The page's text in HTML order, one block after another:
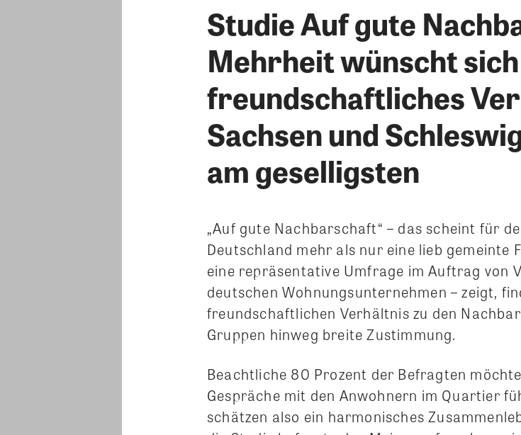
Studie Auf gute
Mehrheit wünscht
freundschaftliches
Sachsen und
am geselligsten
„Auf gute Nachbarschaft“ – das scheint für
Deutschland mehr als nur eine lieb gemeinte
eine repräsentative Umfrage im Auftrag von
deutschen Wohnungsunternehmen – zeigt,
freundschaftlichen Verhältnis zu den
Gruppen hinweg breite Zustimmung.
Beachtliche 80 Prozent der Befragten
Gespräche mit den Anwohnern im Quartier
schätzen also ein harmonisches